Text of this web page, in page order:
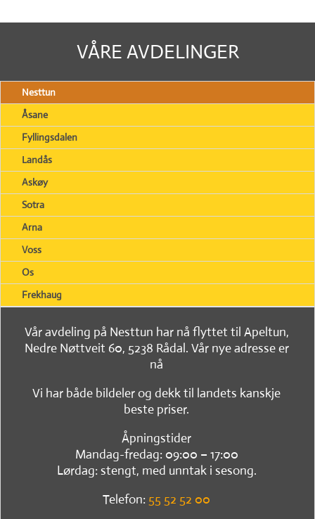
VÅRE AVDELINGER
Nesttun
Åsane
Fyllingsdalen
Landås
Askøy
Sotra
Arna
Voss
Os
Frekhaug
Vår avdeling på Nesttun har nå flyttet til Apeltun,
Nedre Nøttveit 60, 5238 Rådal. Vår nye adresse er
nå
Vi har både bildeler og dekk til landets kanskje
beste priser.
Åpningstider
Mandag-fredag: 09:00 – 17:00
Lørdag: stengt, med unntak i sesong.
Telefon: 55 52 52 00